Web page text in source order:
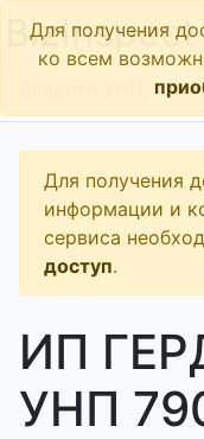
BizInspect
Для получения
ко всем
Для получения
информации и
сервиса
доступ.
ИП
УНП